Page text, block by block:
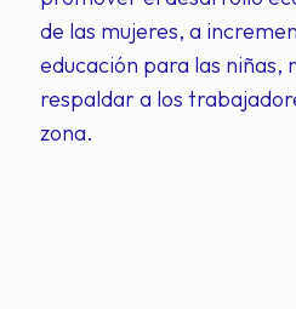
de las mujeres, a
educación para las niñas,
respaldar a los
zona.